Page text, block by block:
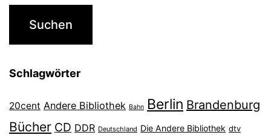
Schlagwörter
20cent Andere Bibliothek Bahn Berlin Brandenburg
Bücher CD DDR Deutschland Die Andere Bibliothek dtv